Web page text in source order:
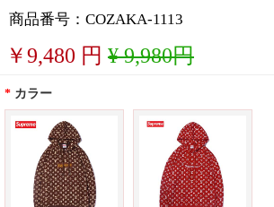
商品番号：COZAKA-1113
￥9,480 円 ¥ 9,980円
* カラー